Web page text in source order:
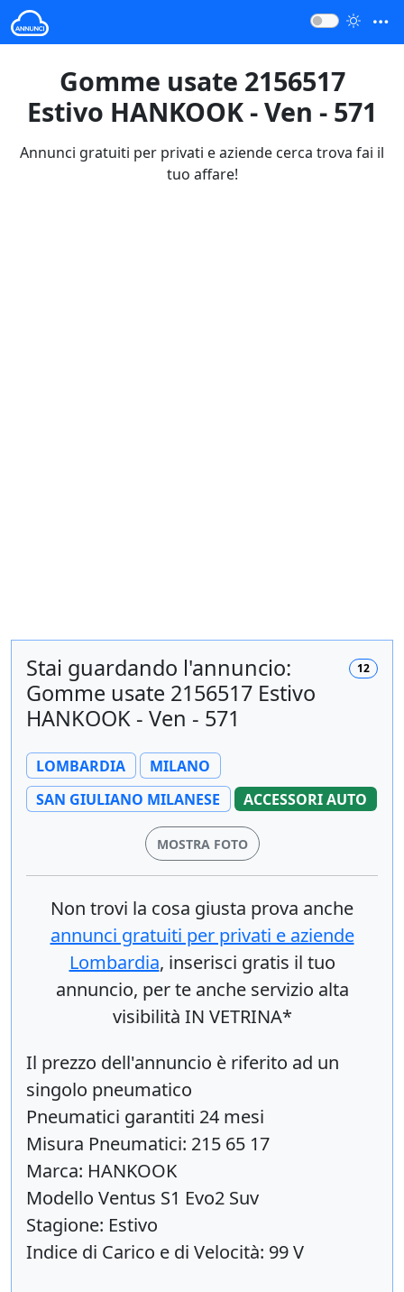
Gomme usate 2156517
Estivo HANKOOK - Ven - 571
Annunci gratuiti per privati e aziende cerca trova fai il
tuo affare!
12
Stai guardando l'annuncio:
Gomme usate 2156517 Estivo
HANKOOK - Ven - 571
LOMBARDIA
MILANO
SAN GIULIANO MILANESE
ACCESSORI AUTO
MOSTRA FOTO
Non trovi la cosa giusta prova anche
annunci gratuiti per privati e aziende
Lombardia, inserisci gratis il tuo
annuncio, per te anche servizio alta
visibilità IN VETRINA*
Il prezzo dell'annuncio è riferito ad un
singolo pneumatico
Pneumatici garantiti 24 mesi
Misura Pneumatici: 215 65 17
Marca: HANKOOK
Modello Ventus S1 Evo2 Suv
Stagione: Estivo
Indice di Carico e di Velocità: 99 V